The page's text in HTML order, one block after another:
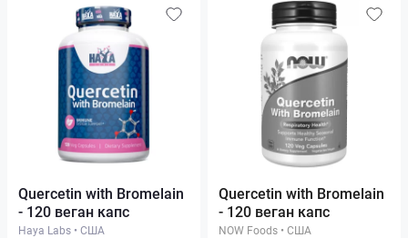
Quercetin with Bromelain
- 120 веган капс
Haya Labs • США
Quercetin with Bromelain
- 120 веган капс
NOW Foods • США